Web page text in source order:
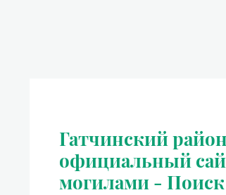
Гатчинский
официальный
могилами - Поиск